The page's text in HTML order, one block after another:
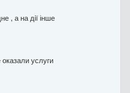
, а на дії інше
услуги